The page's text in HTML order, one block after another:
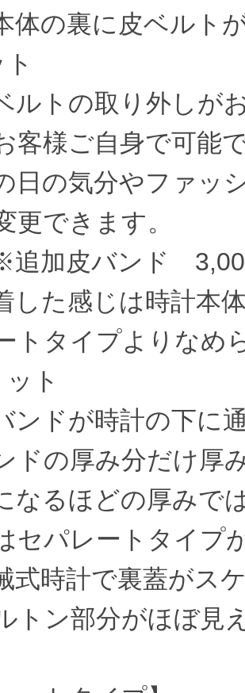
体の裏に皮ベルト
トの取り外しがお
客様ご自身で可能
の気分やファッシ
更できます。
皮バンド 3,000
た感じは時計本体
トタイプよりなめ
ト
ドが時計の下に通
ドの厚み分だけ厚
るほどの厚みでは
セパレートタイプ
時計で裏蓋がスケ
トン部分がほぼ見